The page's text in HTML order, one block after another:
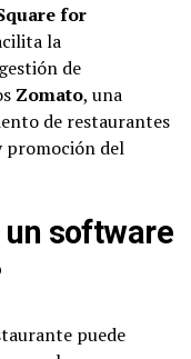
for
la
de
Zomato, una
de restaurantes
promoción del
un software
puede